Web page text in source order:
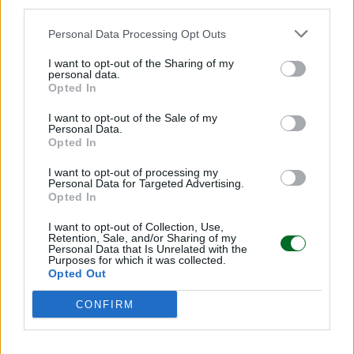
Personal Data Processing Opt Outs
I want to opt-out of the Sharing of my
personal data.
Opted In
I want to opt-out of the Sale of my
Personal Data.
Opted In
I want to opt-out of processing my
Personal Data for Targeted Advertising.
Opted In
I want to opt-out of Collection, Use,
Retention, Sale, and/or Sharing of my
Personal Data that Is Unrelated with the
Purposes for which it was collected.
Opted Out
CONFIRM
Redazione
TENDENZE E SOSTENIBILITÀ
Ulivi, erba medica ed energia solare: le
rinnovabili sposano l'agricoltura
Redazione
IMPRESA E MANAGEMENT
"Col caldo record cambia anche lo
shopping: strategie per le aziende che non
vogliono veder colare a picco le vendite"
Emanuela Meucci
Sfoglia Moneta